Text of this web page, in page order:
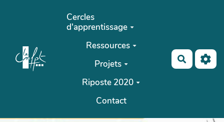
Aller au contenu principal
Cercles
d'apprentissage
Ressources
Projets
Riposte 2020
Contact